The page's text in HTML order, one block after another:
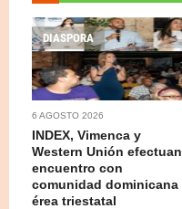
DIASPORA
6 AGOSTO 2026
INDEX, Vimenca y
Western Unión efectuan
encuentro con
comunidad dominicana
érea triestatal